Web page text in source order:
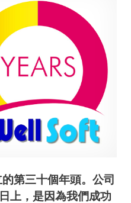
第三十個年頭。公司
上，是因為我們成功